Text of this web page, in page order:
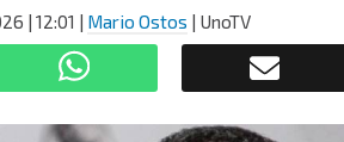
| 12:01 | Mario Ostos | UnoTV